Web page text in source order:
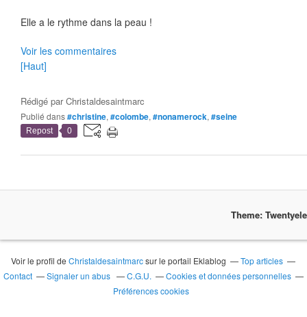
Elle a le rythme dans la peau !
Voir les commentaires
[Haut]
Rédigé parChristaldesaintmarc
Publié dans#christine, #colombe, #nonamerock, #seine
Repost 0
Theme:
Voir le profil deChristaldesaintmarcsur le portail Eklablog
Top articles
Contact
Signaler un abus C.G.U.
Cookies et données personnelles
Préférences cookies